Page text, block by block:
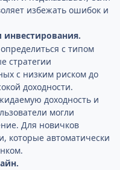
избежать ошибок и
с типом
стратегии
с низким риском до
доходности.
доходность и
могли
Для новичков
которые автоматически